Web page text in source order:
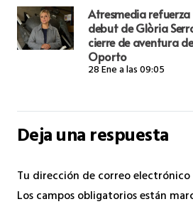
Atresmedia refuerza
debut de Glòria
cierre de aventura
Oporto
28 Ene a las 09:05
Deja una respuesta
Tu dirección de correo
Los campos obligatorios están